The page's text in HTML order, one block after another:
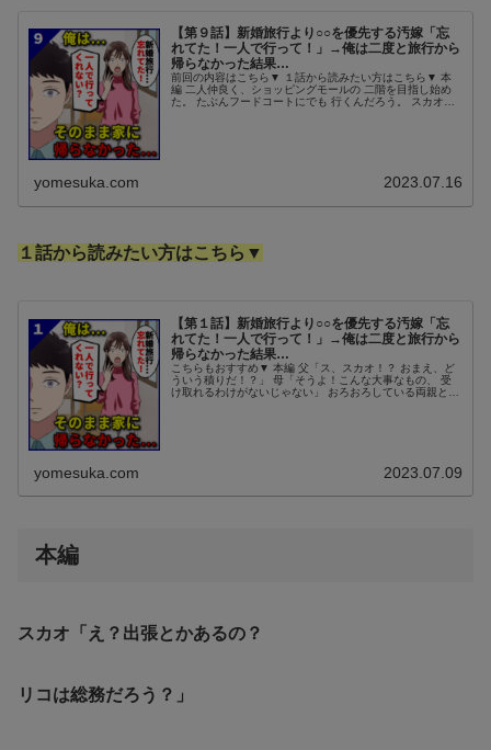
【第９話】新婚旅行より○○を優先する汚嫁「忘
れてた！一人で行って！」→俺は二度と旅行から
帰らなかった結果…
前回の内容はこちら▼ １話から読みたい方はこちら▼ 本
編 二人仲良く、ショッピングモールの 二階を目指し始め
た。 たぶんフードコートにでも 行くんだろう。 スカオ
yomesuka.com 2023.07.16
１話から読みたい方はこちら▼
【第１話】新婚旅行より○○を優先する汚嫁「忘
れてた！一人で行って！」→俺は二度と旅行から
帰らなかった結果…
こちらもおすすめ▼ 本編 父「ス、スカオ！？ おまえ、ど
ういう積りだ！？」 母「そうよ！こんな大事なもの、 受
け取れるわけがないじゃない」 おろおろしている両親と、
yomesuka.com 2023.07.09
本編
スカオ「え？出張とかあるの？
リコは総務だろう？」